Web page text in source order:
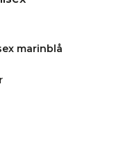
marinblå